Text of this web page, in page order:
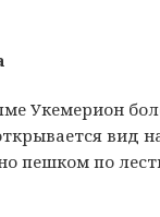
Укемерион
вид
пешком по